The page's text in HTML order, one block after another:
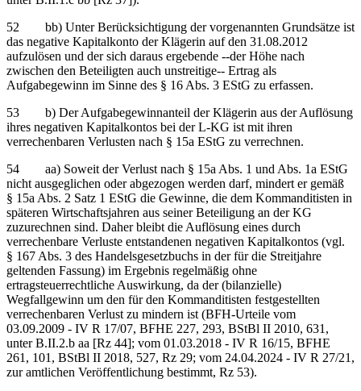
52 bb) Unter Berücksichtigung der vorgenannten Grundsätze ist
das negative Kapitalkonto der Klägerin auf den 31.08.2012
aufzulösen und der sich daraus ergebende ‑‑der Höhe nach
zwischen den Beteiligten auch unstreitige‑‑ Ertrag als
Aufgabegewinn im Sinne des § 16 Abs. 3 EStG zu erfassen.
53 b) Der Aufgabegewinnanteil der Klägerin aus der Auflösung
ihres negativen Kapitalkontos bei der L-KG ist mit ihren
verrechenbaren Verlusten nach § 15a EStG zu verrechnen.
54 aa) Soweit der Verlust nach § 15a Abs. 1 und Abs. 1a EStG
nicht ausgeglichen oder abgezogen werden darf, mindert er gemäß
§ 15a Abs. 2 Satz 1 EStG die Gewinne, die dem Kommanditisten in
späteren Wirtschaftsjahren aus seiner Beteiligung an der KG
zuzurechnen sind. Daher bleibt die Auflösung eines durch
verrechenbare Verluste entstandenen negativen Kapitalkontos (vgl.
§ 167 Abs. 3 des Handelsgesetzbuchs in der für die Streitjahre
geltenden Fassung) im Ergebnis regelmäßig ohne
ertragsteuerrechtliche Auswirkung, da der (bilanzielle)
Wegfallgewinn um den für den Kommanditisten festgestellten
verrechenbaren Verlust zu mindern ist (BFH-Urteile vom
03.09.2009 - IV R 17/07, BFHE 227, 293, BStBl II 2010, 631,
unter B.II.2.b aa [Rz 44]; vom 01.03.2018 - IV R 16/15, BFHE
261, 101, BStBl II 2018, 527, Rz 29; vom 24.04.2024 - IV R 27/21,
zur amtlichen Veröffentlichung bestimmt, Rz 53).